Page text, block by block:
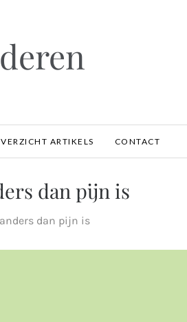
ARTIKELS CONTACT
dan pijn is
dan pijn is